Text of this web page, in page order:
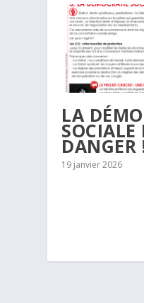
LA
SOCIALE
DANGER
19 janvier 2026